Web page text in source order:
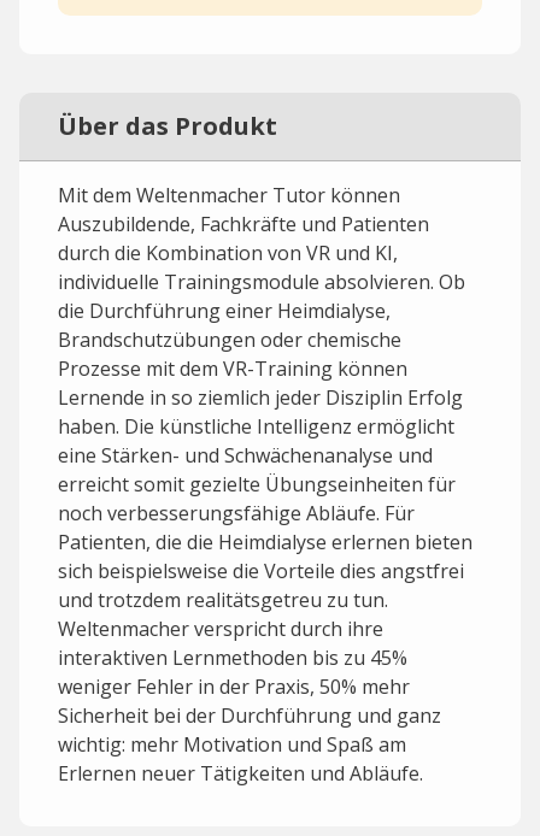
Über das Produkt
Mit dem Weltenmacher Tutor können
Auszubildende, Fachkräfte und Patienten
durch die Kombination von VR und KI,
individuelle Trainingsmodule absolvieren. Ob
die Durchführung einer Heimdialyse,
Brandschutzübungen oder chemische
Prozesse mit dem VR-Training können
Lernende in so ziemlich jeder Disziplin Erfolg
haben. Die künstliche Intelligenz ermöglicht
eine Stärken- und Schwächenanalyse und
erreicht somit gezielte Übungseinheiten für
noch verbesserungsfähige Abläufe. Für
Patienten, die die Heimdialyse erlernen bieten
sich beispielsweise die Vorteile dies angstfrei
und trotzdem realitätsgetreu zu tun.
Weltenmacher verspricht durch ihre
interaktiven Lernmethoden bis zu 45%
weniger Fehler in der Praxis, 50% mehr
Sicherheit bei der Durchführung und ganz
wichtig: mehr Motivation und Spaß am
Erlernen neuer Tätigkeiten und Abläufe.